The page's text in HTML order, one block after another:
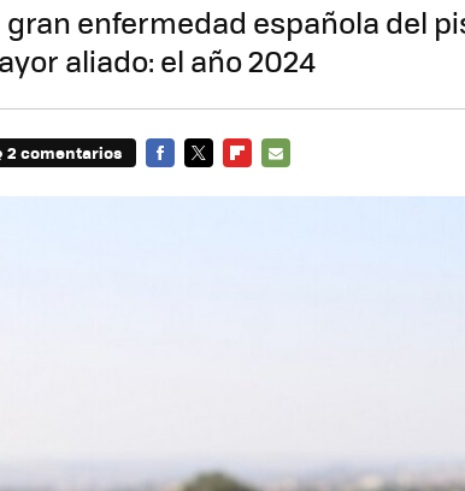
gran enfermedad española del
aliado: el año 2024
2 comentarios